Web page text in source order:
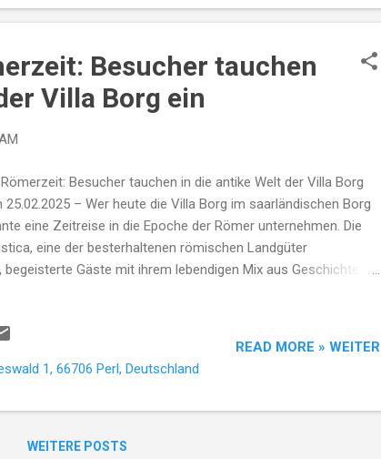
Besucher tauchen
Villa Borg ein
Besucher tauchen in die antike Welt der Villa Borg
– Wer heute die Villa Borg im saarländischen Borg
eine Zeitreise in die Epoche der Römer unternehmen. Die
eine der besterhaltenen römischen Landgüter
begeisterte Gäste mit ihrem lebendigen Mix aus Geschichte,
Gebäude im originalgetreuen Stil. Die Thermenanlage mit
Badebecken und kunstvollen Mosaiken zog zahlreiche
Bann. „Man spürt hier direkt, wie die Römer vor 2.000
Rekonstruktionen auf Tablets – machten die Geschichte der
1, 66706 Perl, Deutschland
READ MORE » WEITER
WEITERE POSTS